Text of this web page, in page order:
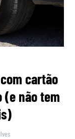
cartão
(e não tem